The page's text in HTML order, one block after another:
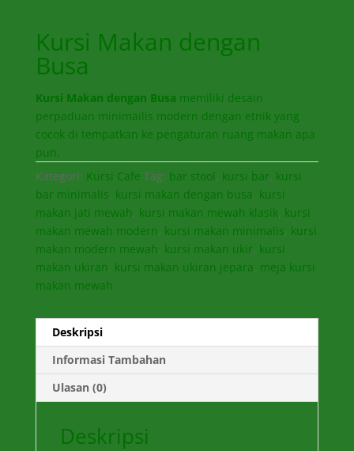
Kursi Makan dengan
Busa
Kursi Makan dengan Busa memiliki desain
perpaduan minimailis modern dengan etnik yang
cocok di tempatkan ke pengaturan ruang makan apa
pun.
Kategori: Kursi Cafe Tag: bar stool, kursi bar, kursi
bar minimalis, kursi makan dengan busa, kursi
makan jati mewah, kursi makan mewah klasik, kursi
makan mewah modern, kursi makan minimalis, kursi
makan modern mewah, kursi makan ukir, kursi
makan ukiran, kursi makan ukiran jepara, meja kursi
makan mewah
Deskripsi
Informasi Tambahan
Ulasan (0)
Deskripsi